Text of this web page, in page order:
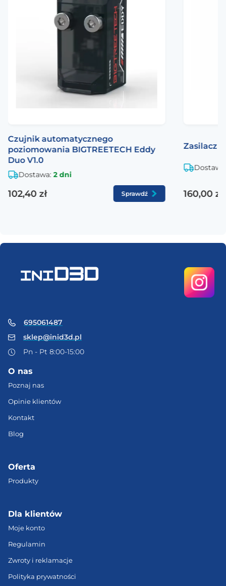
Maksymalna
mikrokroków
256
Wsparcie
SpreadCycle,
Czujnik automatycznego
poziomowania BIGTREETECH Eddy
Duo V1.0
Dostawa:2 dni
102,40 zł Sprawdź
Zasilacz
160,00 zł
695061487
sklep@inid3d.pl
Pn - Pt 8:00-15:00
O nas
Poznaj nas
Opinie klientów
Kontakt
Blog
Oferta
Produkty
Dla klientów
Moje konto
Regulamin
Zwroty i reklamacje
Polityka prywatności